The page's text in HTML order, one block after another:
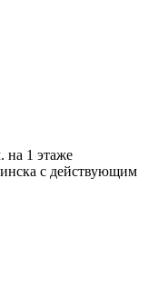
на 1 этаже
с действующим